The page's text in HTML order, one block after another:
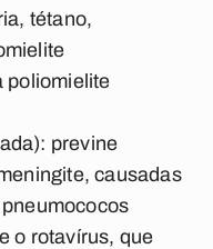
tétano,
poliomielite
previne
causadas
o rotavírus, que